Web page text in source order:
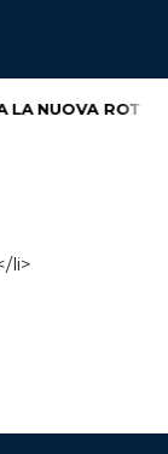
LA NUOVA ROTTA
li>